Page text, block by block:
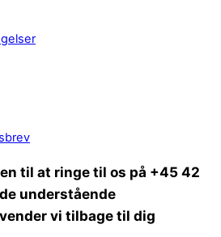
til at ringe til os på +45 42
understående
vi tilbage til dig